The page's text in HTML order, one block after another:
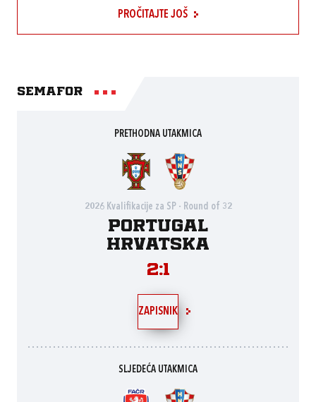
PROČITAJTE JOŠ
Semafor
PRETHODNA UTAKMICA
2026 Kvalifikacije za SP - Round of 32
Portugal
Hrvatska
2:1
ZAPISNIK
SLJEDEĆA UTAKMICA